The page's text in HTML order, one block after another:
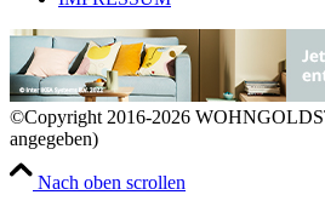
KERZEN &
©Copyright 2016-2026
angegeben)
Nach oben scrollen